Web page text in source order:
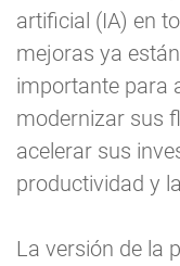
artificial (IA) en
mejoras ya
importante para
modernizar sus
acelerar sus
productividad y
La versión de la